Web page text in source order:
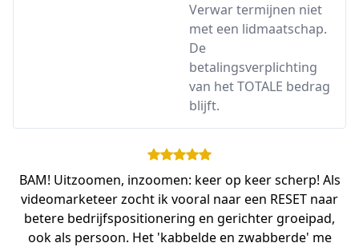
Verwar termijnen niet
met een lidmaatschap.
De
betalingsverplichting
van het TOTALE bedrag
blijft.
BAM! Uitzoomen, inzoomen: keer op keer scherp! Als
videomarketeer zocht ik vooral naar een RESET naar
betere bedrijfspositionering en gerichter groeipad,
ook als persoon. Het 'kabbelde en zwabberde' me